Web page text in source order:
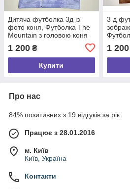
Дитяча футболка 3д із
фото коня, Футболка The
Mountain з головою коня
— розмір 38*55 см, США
1 200 ₴
Купити
3 д
см,
1 200
Про нас
84% позитивних з 19 відгуків за рік
Працює з 28.01.2016
м. Київ
Київ, Україна
Контакти